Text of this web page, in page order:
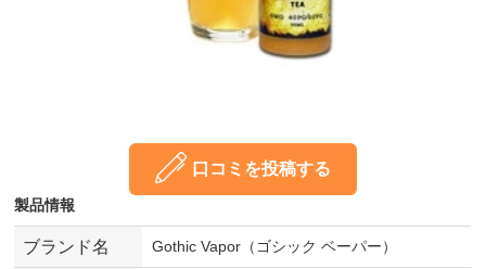
口コミを投稿する
製品情報
ブランド名 Gothic Vapor（ゴシック ベーパー）